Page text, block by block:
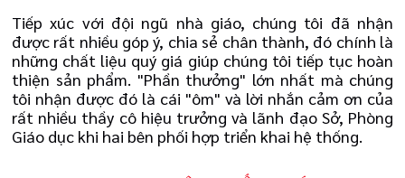
Tiếp xúc với đội ngũ nhà giáo, chúng tôi đã nhận
được rất nhiều góp ý, chia sẻ chân thành, đó chính là
những chất liệu quý giá giúp chúng tôi tiếp tục hoàn
thiện sản phẩm. "Phần thưởng" lớn nhất mà chúng
tôi nhận được đó là cái "ôm" và lời nhắn cảm ơn của
rất nhiều thầy cô hiệu trưởng và lãnh đạo Sở, Phòng
Giáo dục khi hai bên phối hợp triển khai hệ thống.